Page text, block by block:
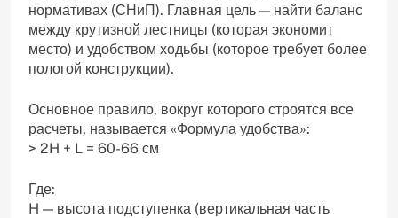
нормативах (СНиП). Главная цель — найти баланс
между крутизной лестницы (которая экономит
место) и удобством ходьбы (которое требует более
пологой конструкции).
Основное правило, вокруг которого строятся все
расчеты, называется «Формула удобства»:
> 2H + L = 60-66 см
Где:
H — высота подступенка (вертикальная часть